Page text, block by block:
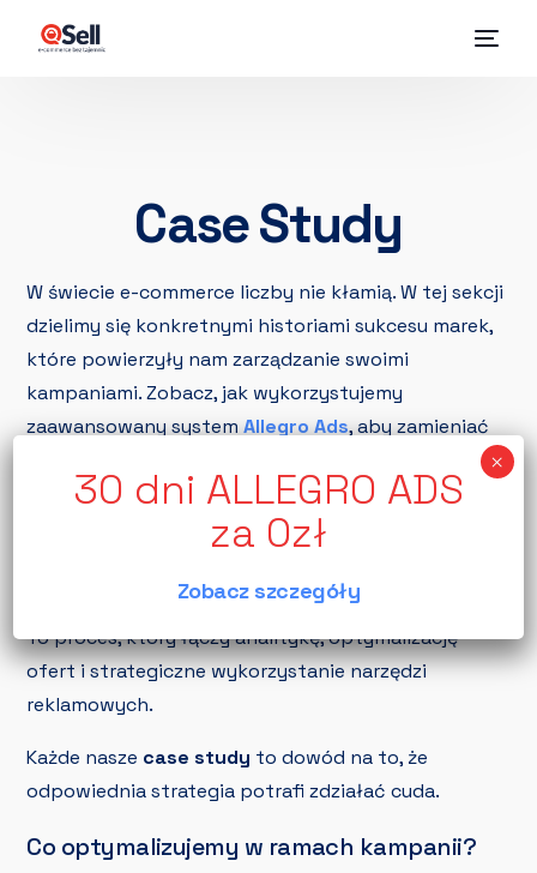
Case Study
W świecie e-commerce liczby nie kłamią. W tej sekcji
dzielimy się konkretnymi historiami sukcesu marek,
które powierzyły nam zarządzanie swoimi
kampaniami. Zobacz, jak wykorzystujemy
zaawansowany systemAllegro Ads, aby zamieniać
Nasze podejście do ekosystemu Allegro
Polsce to coś więcej niż tylko ustawienie budżetu.
To proces, który łączy analitykę, optymalizację
ofert i strategiczne wykorzystanie narzędzi
reklamowych.
Każde nasze case study to dowód na to, że
odpowiednia strategia potrafi zdziałać cuda.
Co optymalizujemy w ramach kampanii?
Zobacz szczegóły